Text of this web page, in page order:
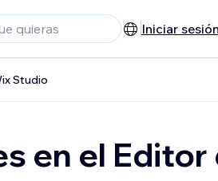
Iniciar sesión
Studio
en el Editor